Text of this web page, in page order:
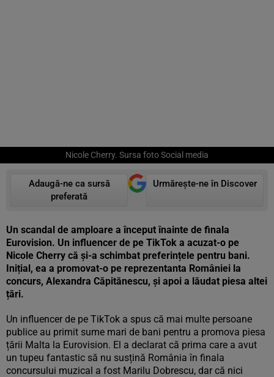
Nicole Cherry. Sursa foto Social media
Adaugă-ne ca sursă
preferată
Urmărește-ne în Discover
Un scandal de amploare a început înainte de finala
Eurovision. Un influencer de pe TikTok a acuzat-o pe
Nicole Cherry că și-a schimbat preferințele pentru bani.
Inițial, ea a promovat-o pe reprezentanta României la
concurs, Alexandra Căpitănescu, și apoi a lăudat piesa altei
țări.
Un influencer de pe TikTok a spus că mai multe persoane
publice au primit sume mari de bani pentru a promova piesa
țării Malta la Eurovision. El a declarat că prima care a avut
un tupeu fantastic să nu susțină România în finala
concursului muzical a fost Marilu Dobrescu, dar că nici